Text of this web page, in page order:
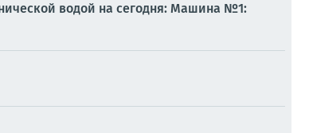
водой на сегодня: Машина №1: